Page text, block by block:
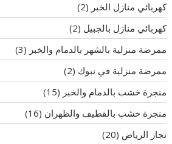
كهربائي منازل الخبر (2)
كهربائي منازل بالجبيل (2)
ممرضة منزلية بالشهر بالدمام والخبر (3)
ممرضة منزلية في تبوك (2)
منجرة خشب بالدمام والخبر (15)
منجرة خشب بالقطيف والظهران (16)
نجار الرياض (20)